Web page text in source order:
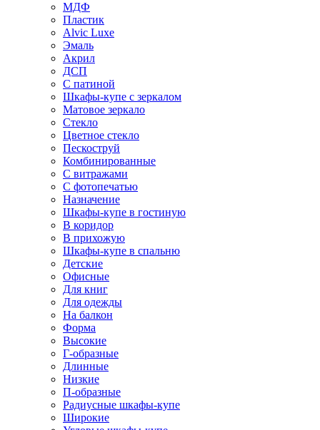
МДФ
Пластик
Alvic Luxe
Эмаль
Акрил
ДСП
С патиной
Шкафы-купе с зеркалом
Матовое зеркало
Стекло
Цветное стекло
Пескоструй
Комбинированные
С витражами
С фотопечатью
Назначение
Шкафы-купе в гостиную
В коридор
В прихожую
Шкафы-купе в спальню
Детские
Офисные
Для книг
Для одежды
На балкон
Форма
Высокие
Г-образные
Длинные
Низкие
П-образные
Радиусные шкафы-купе
Широкие